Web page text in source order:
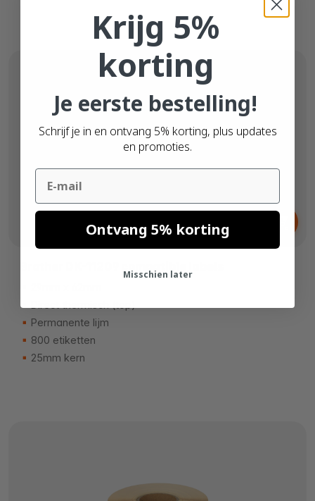
Vanaf
Permanente lijm
800 etiketten
25mm kern
Krijg 5%
korting
Je eerste bestelling!
Schrijf je in en ontvang 5% korting, plus updates
en promoties.
Email
Ontvang 5% korting
Misschien later